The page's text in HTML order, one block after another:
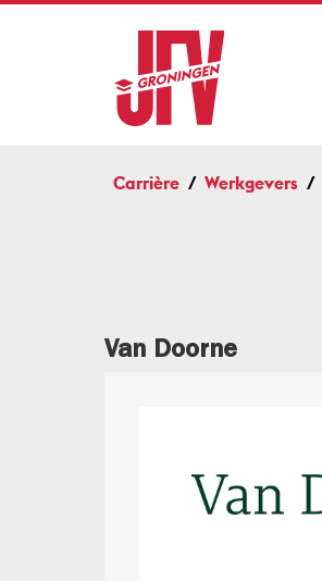
Carrière Werkgevers
Van Doorne